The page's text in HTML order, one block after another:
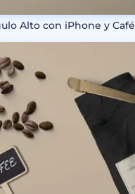
Alto con iPhone y Café